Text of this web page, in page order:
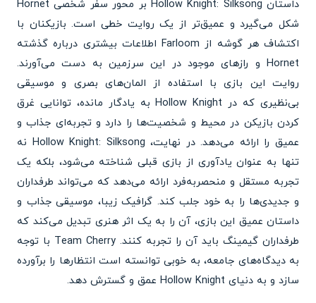
داستان Hollow Knight: Silksong بر محور سفر شخصی Hornet
شکل می‌گیرد و عمیق‌تر از یک روایت خطی است. بازیکنان با
اکتشاف هر گوشه از Farloom اطلاعات بیشتری درباره گذشته
Hornet و رازهای موجود در این سرزمین به دست می‌آورند.
روایت این بازی با استفاده از المان‌های بصری و موسیقی
بی‌نظیری که در Hollow Knight به یادگار مانده، توانایی غرق
کردن بازیکن در محیط و شخصیت‌ها را دارد و تجربه‌ای جذاب و
عمیق را ارائه می‌دهد. در نهایت، Hollow Knight: Silksong نه
تنها به عنوان یادآوری از بازی قبلی شناخته می‌شود، بلکه یک
تجربه مستقل و منحصربه‌فرد ارائه می‌دهد که می‌تواند طرفداران
و جدیدی‌ها را به خود جلب کند. گرافیک زیبا، موسیقی جذاب و
داستان عمیق این بازی، آن را به یک اثر هنری تبدیل می‌کند که
طرفداران گیمینگ باید آن را تجربه کنند. Team Cherry با توجه
به دیدگاه‌های جامعه، به خوبی توانسته است انتظارها را برآورده
سازد و به دنیای Hollow Knight عمق و گسترش دهد.